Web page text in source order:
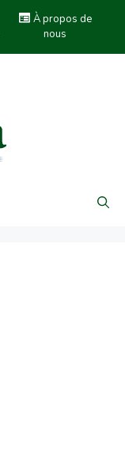
À propos de
nous